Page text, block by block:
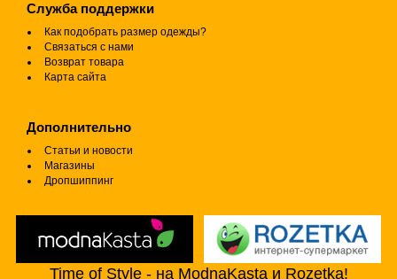
Служба поддержки
Как подобрать размер одежды?
Связаться с нами
Возврат товара
Карта сайта
Дополнительно
Статьи и новости
Магазины
Дропшиппинг
Time of Style - на ModnaKasta и Rozetka!